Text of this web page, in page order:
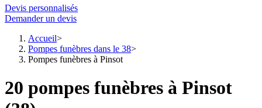
Devis personnalisés
Demander un devis
Accueil
Pompes funèbres dans le 38
Pompes funèbres à Pinsot
20 pompes funèbres à Pinsot